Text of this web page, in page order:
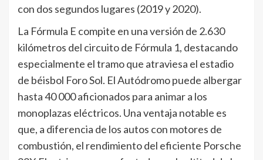
con dos segundos lugares (2019 y 2020).
La Fórmula E compite en una versión de 2.630
kilómetros del circuito de Fórmula 1, destacando
especialmente el tramo que atraviesa el estadio
de béisbol Foro Sol. El Autódromo puede albergar
hasta 40 000 aficionados para animar a los
monoplazas eléctricos. Una ventaja notable es
que, a diferencia de los autos con motores de
combustión, el rendimiento del eficiente Porsche